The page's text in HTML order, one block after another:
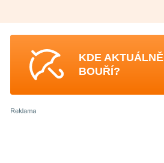
KDE AKTUÁLNĚ
BOUŘÍ?